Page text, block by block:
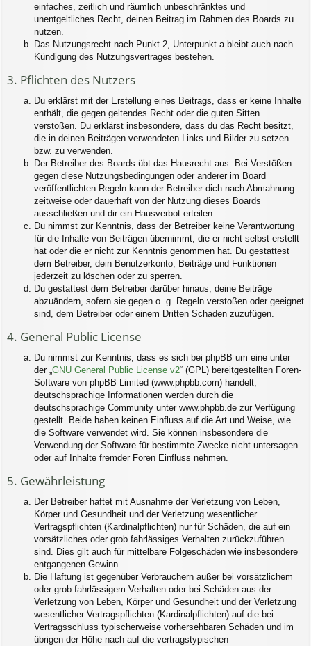
einfaches, zeitlich und räumlich unbeschränktes und
unentgeltliches Recht, deinen Beitrag im Rahmen des Boards zu
nutzen.
Das Nutzungsrecht nach Punkt 2, Unterpunkt a bleibt auch nach
Kündigung des Nutzungsvertrages bestehen.
3. Pflichten des Nutzers
Du erklärst mit der Erstellung eines Beitrags, dass er keine Inhalte
enthält, die gegen geltendes Recht oder die guten Sitten
verstoßen. Du erklärst insbesondere, dass du das Recht besitzt,
die in deinen Beiträgen verwendeten Links und Bilder zu setzen
bzw. zu verwenden.
Der Betreiber des Boards übt das Hausrecht aus. Bei Verstößen
gegen diese Nutzungsbedingungen oder anderer im Board
veröffentlichten Regeln kann der Betreiber dich nach Abmahnung
zeitweise oder dauerhaft von der Nutzung dieses Boards
ausschließen und dir ein Hausverbot erteilen.
Du nimmst zur Kenntnis, dass der Betreiber keine Verantwortung
für die Inhalte von Beiträgen übernimmt, die er nicht selbst erstellt
hat oder die er nicht zur Kenntnis genommen hat. Du gestattest
dem Betreiber, dein Benutzerkonto, Beiträge und Funktionen
jederzeit zu löschen oder zu sperren.
Du gestattest dem Betreiber darüber hinaus, deine Beiträge
abzuändern, sofern sie gegen o. g. Regeln verstoßen oder geeignet
sind, dem Betreiber oder einem Dritten Schaden zuzufügen.
4. General Public License
Du nimmst zur Kenntnis, dass es sich bei phpBB um eine unter
der „GNU General Public License v2“ (GPL) bereitgestellten Foren-
Software von phpBB Limited (www.phpbb.com) handelt;
deutschsprachige Informationen werden durch die
deutschsprachige Community unter www.phpbb.de zur Verfügung
gestellt. Beide haben keinen Einfluss auf die Art und Weise, wie
die Software verwendet wird. Sie können insbesondere die
Verwendung der Software für bestimmte Zwecke nicht untersagen
oder auf Inhalte fremder Foren Einfluss nehmen.
5. Gewährleistung
Der Betreiber haftet mit Ausnahme der Verletzung von Leben,
Körper und Gesundheit und der Verletzung wesentlicher
Vertragspflichten (Kardinalpflichten) nur für Schäden, die auf ein
vorsätzliches oder grob fahrlässiges Verhalten zurückzuführen
sind. Dies gilt auch für mittelbare Folgeschäden wie insbesondere
entgangenen Gewinn.
Die Haftung ist gegenüber Verbrauchern außer bei vorsätzlichem
oder grob fahrlässigem Verhalten oder bei Schäden aus der
Verletzung von Leben, Körper und Gesundheit und der Verletzung
wesentlicher Vertragspflichten (Kardinalpflichten) auf die bei
Vertragsschluss typischerweise vorhersehbaren Schäden und im
übrigen der Höhe nach auf die vertragstypischen